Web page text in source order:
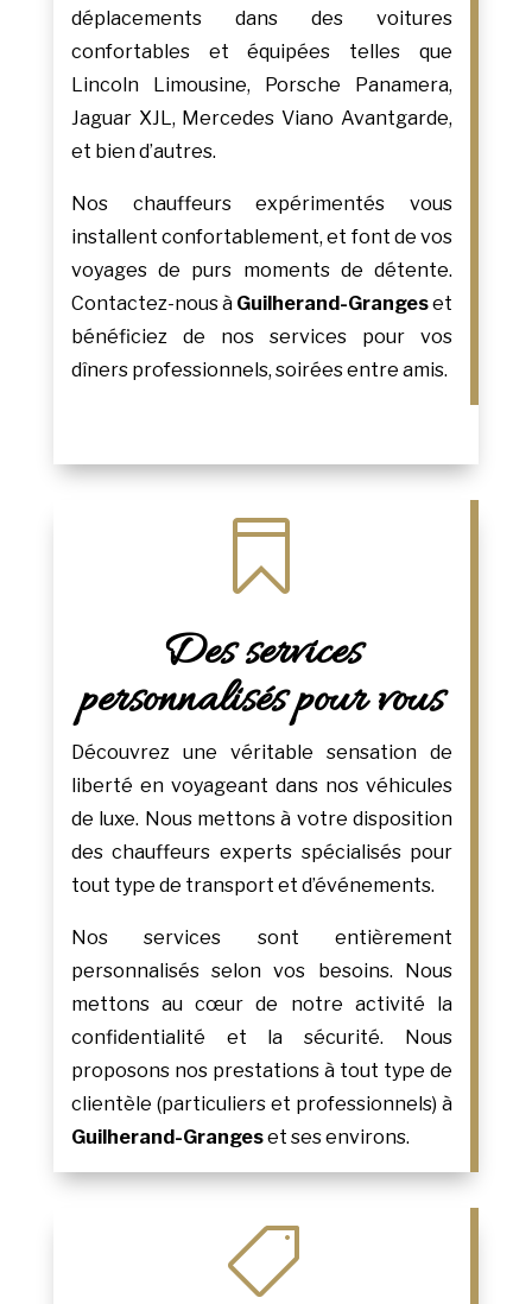
déplacements dans des voitures
confortables et équipées telles que
Lincoln Limousine, Porsche Panamera,
Jaguar XJL, Mercedes Viano Avantgarde,
et bien d’autres.
Nos chauffeurs expérimentés vous
installent confortablement, et font de vos
voyages de purs moments de détente.
Contactez-nous à Guilherand-Grangeset
bénéficiez de nos services pour vos
dîners professionnels, soirées entre amis.

Des services
personnalisés pour vous
Découvrez une véritable sensation de
liberté en voyageant dans nos véhicules
de luxe. Nous mettons à votre disposition
des chauffeurs experts spécialisés pour
tout type de transport et d’événements.
Nos services sont entièrement
personnalisés selon vos besoins. Nous
mettons au cœur de notre activité la
confidentialité et la sécurité. Nous
proposons nos prestations à tout type de
clientèle (particuliers et professionnels) à
Guilherand-Grangeset ses environs.
